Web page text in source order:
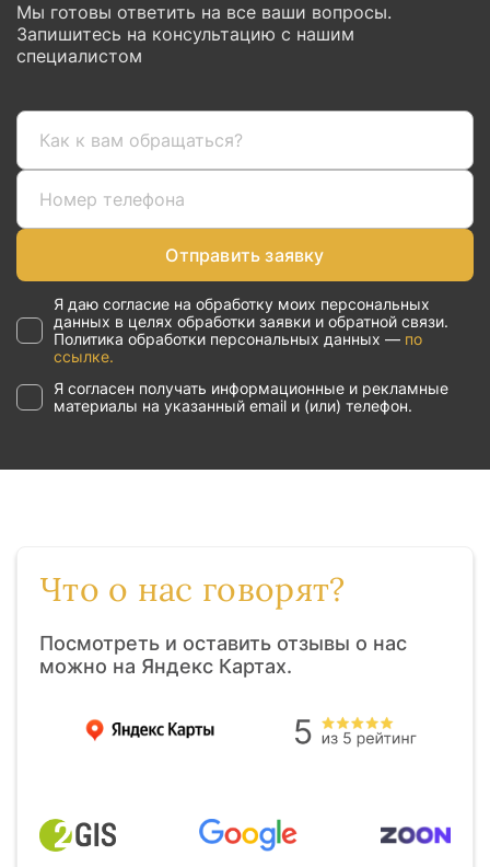
Мы готовы ответить на все ваши вопросы.
Запишитесь на консультацию с нашим
специалистом
Отправить заявку
Я даю согласие на обработку моих персональных
данных в целях обработки заявки и обратной связи.
Политика обработки персональных данных — по
ссылке.
Я согласен получать информационные и рекламные
материалы на указанный email и (или) телефон.
Что о нас говорят?
Посмотреть и оставить отзывы о нас
можно на Яндекс Картах.